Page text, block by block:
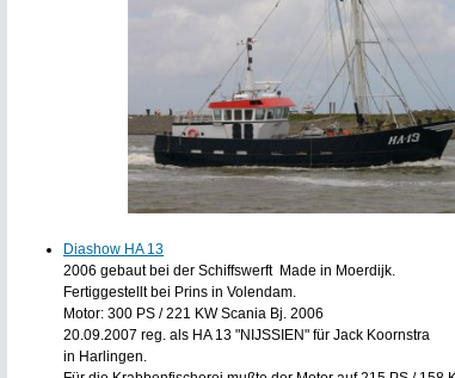
Diashow HA 13
2006 gebaut bei der Schiffswerft Made in Moerdijk.
Fertiggestellt bei Prins in Volendam.
Motor: 300 PS / 221 KW Scania Bj. 2006
20.09.2007 reg. als HA 13 "NIJSSIEN" für Jack Koornstra
in Harlingen.